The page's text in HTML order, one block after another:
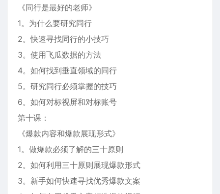
《同行是最好的老师》
1。为什么要研究同行
2。快速寻找同行的小技巧
3。使用飞瓜数据的方法
4。如何找到垂直领域的同行
5。研究同行必须掌握的技巧
6。如何对标视屏和对标账号
第十课：
《爆款内容和爆款展现形式》
1。做爆款必须了解的三十原则
2。如何利用三十原则展现爆款形式
3。新手如何快速寻找优秀爆款文案